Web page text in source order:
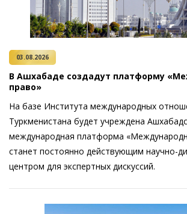
03.08.2026
В Ашхабаде создадут платформу
право»
На базе Института международных
Туркменистана будет учреждена
международная платформа
станет постоянно действующим научно-
центром для экспертных дискуссий.